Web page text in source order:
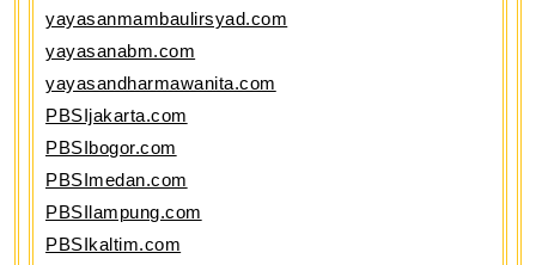
yayasanmambaulirsyad.com
yayasanabm.com
yayasandharmawanita.com
PBSIjakarta.com
PBSIbogor.com
PBSImedan.com
PBSIlampung.com
PBSIkaltim.com